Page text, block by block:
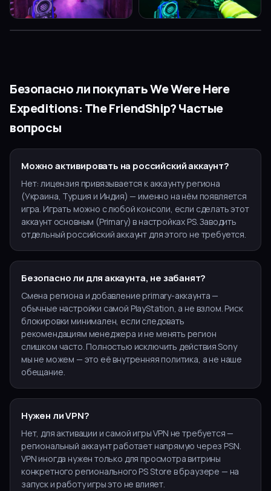
▶
Безопасно ли покупатьWe Were Here
Expeditions: The FriendShip? Частые
вопросы
Можно активировать на российский аккаунт?
Нет: лицензия привязывается к аккаунту региона
(Украина, Турция и Индия) — именно на нём появляется
игра. Играть можно с любой консоли, если сделать этот
аккаунт основным (Primary) в настройках PS. Заводить
отдельный российский аккаунт для этого не требуется.
Безопасно ли для аккаунта, не забанят?
Смена региона и добавление primary-аккаунта —
обычные настройки самой PlayStation, а не взлом. Риск
блокировки минимален, если следовать
рекомендациям менеджера и не менять регион
слишком часто. Полностью исключить действия Sony
мы не можем — это её внутренняя политика, а не наше
обещание.
Нужен ли VPN?
Нет, для активации и самой игры VPN не требуется —
региональный аккаунт работает напрямую через PSN.
VPN иногда нужен только для просмотра витрины
конкретного регионального PS Store в браузере — на
запуск и работу игры это не влияет.